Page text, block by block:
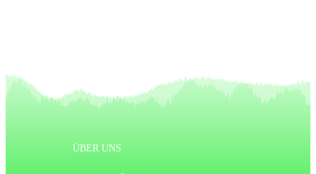
ÜBER UNS